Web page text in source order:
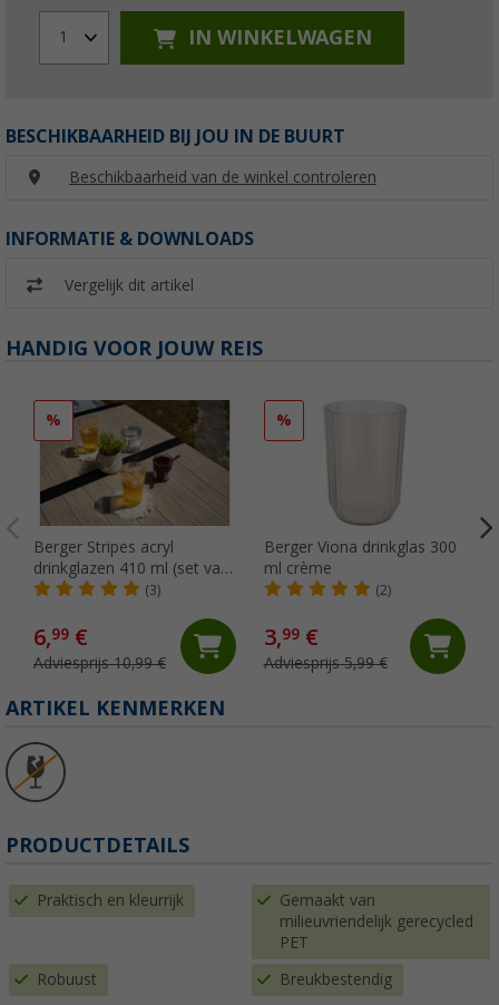
1 IN WINKELWAGEN
BESCHIKBAARHEID BIJ JOU IN DE BUURT
Beschikbaarheid van de winkel controleren
INFORMATIE & DOWNLOADS
Vergelijk dit artikel
HANDIG VOOR JOUW REIS
%
Berger Stripes acryl
drinkglazen 410 ml (set van
2)
(3)
6,99 €
Adviesprijs 10,99 €
%
Berger Viona drinkglas 300
ml crème
(2)
3,99€
Adviesprijs 5,99 €
ARTIKEL KENMERKEN
PRODUCTDETAILS
Praktisch en kleurrijk
Gemaakt van
milieuvriendelijk gerecycled
PET
Robuust Breukbestendig